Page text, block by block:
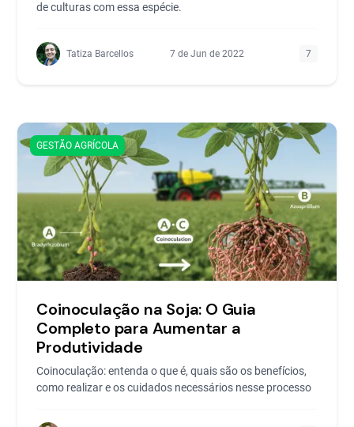
de culturas com essa espécie.
Tatiza Barcellos 7 de Jun de 2022 7
GESTÃO AGRÍCOLA
Coinoculação na Soja: O Guia
Completo para Aumentar a
Produtividade
Coinoculação: entenda o que é, quais são os benefícios,
como realizar e os cuidados necessários nesse processo